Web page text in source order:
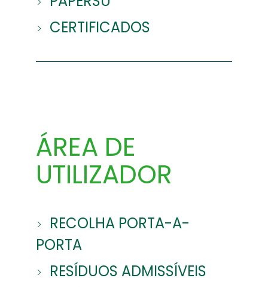
CERTIFICADOS
ÁREA DE
UTILIZADOR
RECOLHA PORTA-A-
PORTA
RESÍDUOS ADMISSÍVEIS